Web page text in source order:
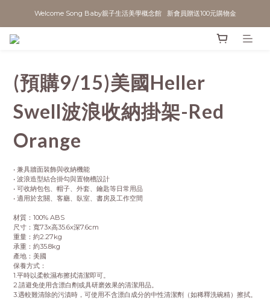
Welcome Song Baby親子生活美學概念館   新會員贈送100元購物金
(預購9/15)美國Heller
Swell波浪收納掛架-Red
Orange
• 兼具牆面裝飾與收納機能
• 波浪造型結合掛勾與置物槽設計
• 可收納包包、帽子、外套、鑰匙等日常用品
• 適用於玄關、客廳、臥室、書房及工作空間
材質：100% ABS
尺寸：寬73x高35.6x深7.6cm
重量：約2.27kg
承重：約35.8kg
產地：美國
保養方式：
1.平時以柔軟濕布擦拭清潔即可。
2.請避免使用含漂白劑或具研磨效果的清潔用品。
3.遇較難清除的污漬時，可使用不含漂白成分的中性清潔劑（如稀釋洗碗精）擦拭。